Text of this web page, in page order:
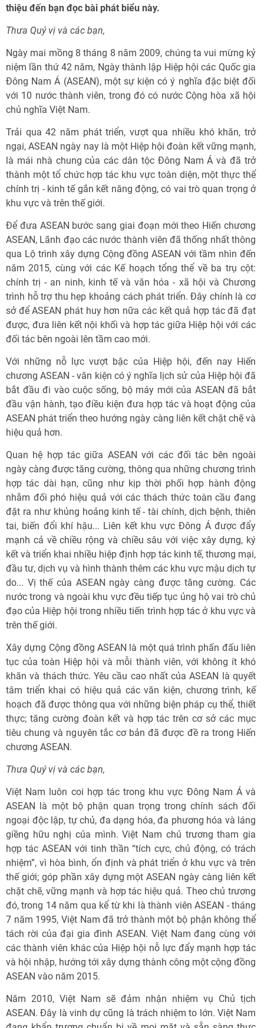
thiệu đến bạn đọc bài phát biểu này.
Thưa Quý vị và các bạn,
Ngày mai mồng 8 tháng 8 năm 2009, chúng ta vui mừng kỷ
niệm lần thứ 42 năm, Ngày thành lập Hiệp hội các Quốc gia
Đông Nam Á (ASEAN), một sự kiện có ý nghĩa đặc biệt đối
với 10 nước thành viên, trong đó có nước Cộng hòa xã hội
chủ nghĩa Việt Nam.
Trải qua 42 năm phát triển, vượt qua nhiều khó khăn, trở
ngại, ASEAN ngày nay là một Hiệp hội đoàn kết vững mạnh,
là mái nhà chung của các dân tộc Đông Nam Á và đã trở
thành một tổ chức hợp tác khu vực toàn diện, một thực thể
chính trị - kinh tế gắn kết năng động, có vai trò quan trọng ở
khu vực và trên thế giới.
Để đưa ASEAN bước sang giai đoạn mới theo Hiến chương
ASEAN, Lãnh đạo các nước thành viên đã thống nhất thông
qua Lộ trình xây dựng Cộng đồng ASEAN với tầm nhìn đến
năm 2015, cùng với các Kế hoạch tổng thể về ba trụ cột:
chính trị - an ninh, kinh tế và văn hóa - xã hội và Chương
trình hỗ trợ thu hẹp khoảng cách phát triển. Đây chính là cơ
sở để ASEAN phát huy hơn nữa các kết quả hợp tác đã đạt
được, đưa liên kết nội khối và hợp tác giữa Hiệp hội với các
đối tác bên ngoài lên tầm cao mới.
Với những nỗ lực vượt bậc của Hiệp hội, đến nay Hiến
chương ASEAN - văn kiện có ý nghĩa lịch sử của Hiệp hội đã
bắt đầu đi vào cuộc sống, bộ máy mới của ASEAN đã bắt
đầu vận hành, tạo điều kiện đưa hợp tác và hoạt động của
ASEAN phát triển theo hướng ngày càng liên kết chặt chẽ và
hiệu quả hơn.
Quan hệ hợp tác giữa ASEAN với các đối tác bên ngoài
ngày càng được tăng cường, thông qua những chương trình
hợp tác dài hạn, cũng như kịp thời phối hợp hành động
nhằm đối phó hiệu quả với các thách thức toàn cầu đang
đặt ra như khủng hoảng kinh tế - tài chính, dịch bệnh, thiên
tai, biến đổi khí hậu... Liên kết khu vực Đông Á được đẩy
mạnh cả về chiều rộng và chiều sâu với việc xây dựng, ký
kết và triển khai nhiều hiệp định hợp tác kinh tế, thương mại,
đầu tư, dịch vụ và hình thành thêm các khu vực mậu dịch tự
do... Vị thế của ASEAN ngày càng được tăng cường. Các
nước trong và ngoài khu vực đều tiếp tục ủng hộ vai trò chủ
đạo của Hiệp hội trong nhiều tiến trình hợp tác ở khu vực và
trên thế giới.
Xây dựng Cộng đồng ASEAN là một quá trình phấn đấu liên
tục của toàn Hiệp hội và mỗi thành viên, với không ít khó
khăn và thách thức. Yêu cầu cao nhất của ASEAN là quyết
tâm triển khai có hiệu quả các văn kiện, chương trình, kế
hoạch đã được thông qua với những biện pháp cụ thể, thiết
thực; tăng cường đoàn kết và hợp tác trên cơ sở các mục
tiêu chung và nguyên tắc cơ bản đã được đề ra trong Hiến
chương ASEAN.
Thưa Quý vị và các bạn,
Việt Nam luôn coi hợp tác trong khu vực Đông Nam Á và
ASEAN là một bộ phận quan trọng trong chính sách đối
ngoại độc lập, tự chủ, đa dạng hóa, đa phương hóa và láng
giềng hữu nghị của mình. Việt Nam chủ trương tham gia
hợp tác ASEAN với tinh thần “tích cực, chủ động, có trách
nhiệm”, vì hòa bình, ổn định và phát triển ở khu vực và trên
thế giới; góp phần xây dựng một ASEAN ngày càng liên kết
chặt chẽ, vững mạnh và hợp tác hiệu quả. Theo chủ trương
đó, trong 14 năm qua kể từ khi là thành viên ASEAN - tháng
7 năm 1995, Việt Nam đã trở thành một bộ phận không thể
tách rời của đại gia đình ASEAN. Việt Nam đang cùng với
các thành viên khác của Hiệp hội nỗ lực đẩy mạnh hợp tác
và hội nhập, hướng tới xây dựng thành công một cộng đồng
ASEAN vào năm 2015.
Năm 2010, Việt Nam sẽ đảm nhận nhiệm vụ Chủ tịch
ASEAN. Đây là vinh dự cũng là trách nhiệm to lớn. Việt Nam